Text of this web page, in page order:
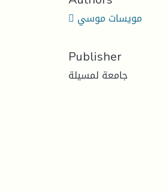
 مويسات موسي
Publisher
جامعة لمسيلة